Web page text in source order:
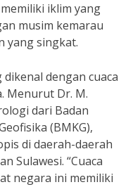
iklim yang
musim kemarau
yang singkat.
dikenal dengan cuaca
Menurut Dr. M.
dari Badan
(BMKG),
di daerah-daerah
Sulawesi. “Cuaca
negara ini memiliki